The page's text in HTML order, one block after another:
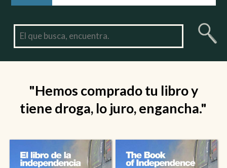
"Hemos comprado tu libro y
tiene droga, lo juro, engancha."